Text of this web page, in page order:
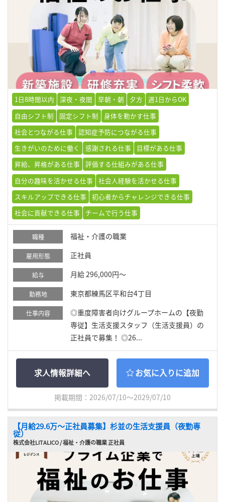
1日8時間以内 深夜・夜間 早朝・朝 夕方
週1日からOK
自由シフト制
固定シフト制
身体を動かす仕事
社会とつながる仕事
認知症予防につながる仕事
生きがいのために働く
感謝される仕事
目標がある仕事
昇給、昇格がある仕事
評価する仕組みがある仕事
自分の趣味を活かせる仕事
社会人経験を活かせる仕事
スキルアップできる仕事
初心者からチャレンジできる仕事
社会に貢献できる仕事
チームで行う仕事
職種 福祉・介護の職業
雇用形態 正社員
給与 月給 296,000円～
勤務地 東京都練馬区平和台4丁目
仕事内容
◎重度障害者向けグループホームの【夜勤
専従】生活支援スタッフ（生活支援員）の
正社員で募集！ ◎26...
求人情報詳細へ お気に入りに追加
掲載期間：2026/07/10～2029/07/10
【月給29.6万〜正社員募集】杉並の生活支援員（夜勤専
従）
株式会社LITALICO / 福祉・介護の職業 正社員